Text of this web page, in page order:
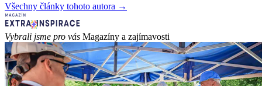
Všechny články tohoto autora →
Vybrali jsme pro vás Magazíny a zajímavosti